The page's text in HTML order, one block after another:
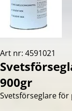
Art nr: 4591021
900gr
Svetsförseglare